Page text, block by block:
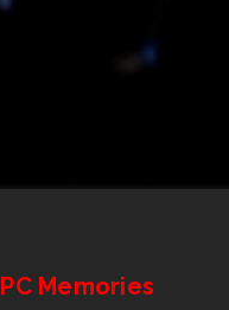
Memories